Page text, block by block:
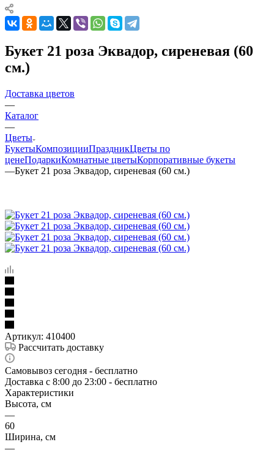
Букет 21 роза Эквадор, сиреневая (60
см.)
Доставка цветов
—
Каталог
—
Цветы
БукетыКомпозицииПраздникЦветы по
ценеПодаркиКомнатные цветыКорпоративные букеты
—Букет 21 роза Эквадор, сиреневая (60 см.)
Артикул: 410400
Рассчитать доставку
Самовывоз сегодня - бесплатно
Доставка c 8:00 до 23:00 - бесплатно
Характеристики
Высота, см
—
60
Ширина, см
—